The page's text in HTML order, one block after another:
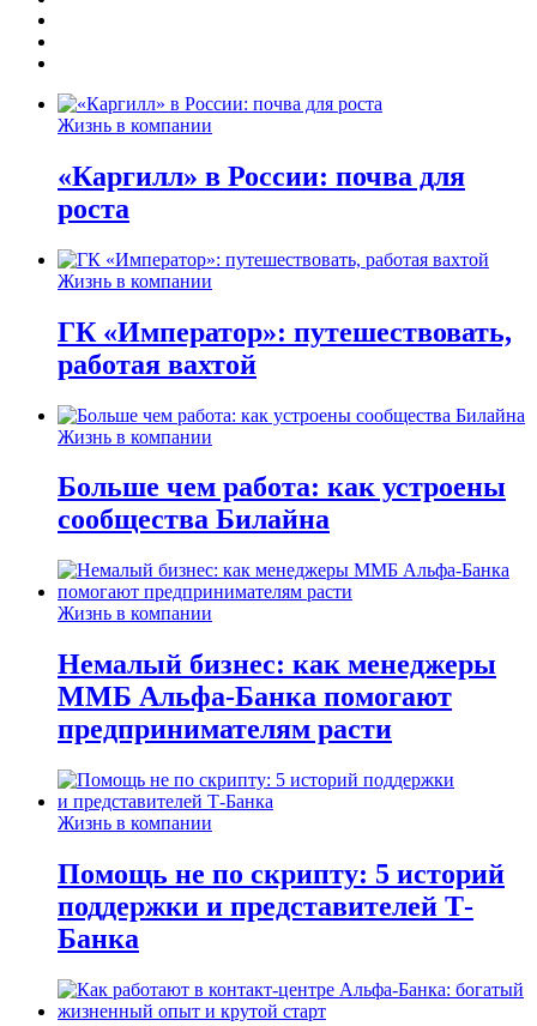
Жизнь в компании
«Каргилл» в России: почва для
роста
Жизнь в компании
ГК «Император»: путешествовать,
работая вахтой
Жизнь в компании
Больше чем работа: как устроены
сообщества Билайна
Жизнь в компании
Немалый бизнес: как менеджеры
ММБ Альфа-Банка помогают
предпринимателям расти
Жизнь в компании
Помощь не по скрипту: 5 историй
поддержки и представителей Т-
Банка